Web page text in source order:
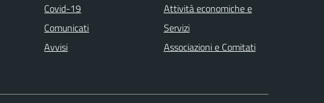
Covid-19
Comunicati
Avvisi
Attività economiche e
Servizi
Associazioni e Comitati